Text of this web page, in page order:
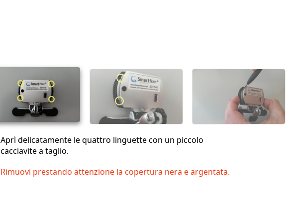
Aprì delicatamente le quattro linguette con un piccolo
cacciavite a taglio.
Rimuovi prestando attenzione la copertura nera e argentata.